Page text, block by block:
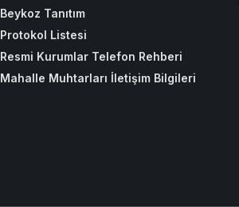
Beykoz Tanıtım
Protokol Listesi
Resmi Kurumlar Telefon Rehberi
Mahalle Muhtarları İletişim Bilgileri